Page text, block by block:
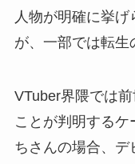
人物が明確に挙
が、一部では転生
VTuber界隈では
ことが判明するケ
ちさんの場合、デ